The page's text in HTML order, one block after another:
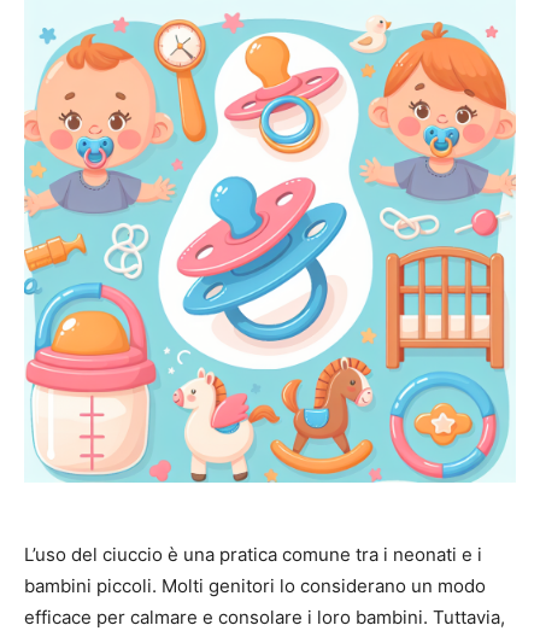
L’uso del ciuccio è una pratica comune tra i neonati e i
bambini piccoli. Molti genitori lo considerano un modo
efficace per calmare e consolare i loro bambini. Tuttavia,